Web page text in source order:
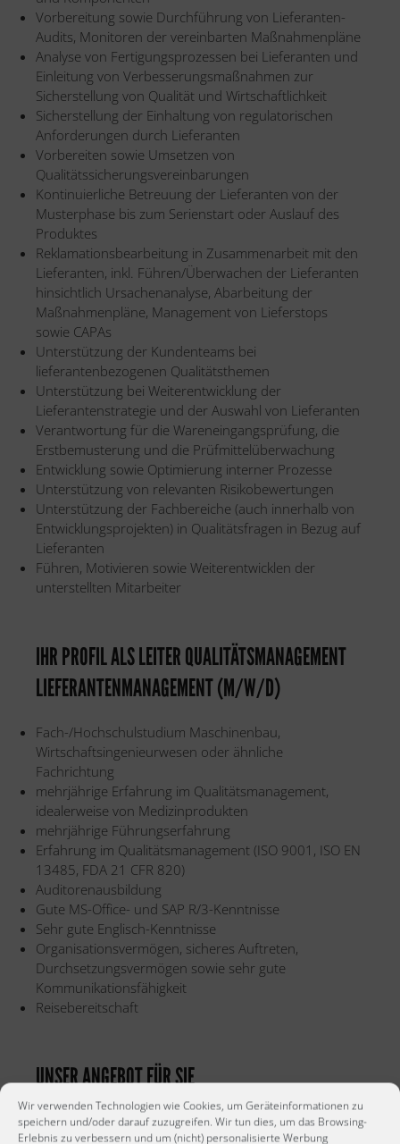
Wir verwenden Technologien wie Cookies, um Geräteinformationen zu
speichern und/oder darauf zuzugreifen. Wir tun dies, um das Browsing-
Erlebnis zu verbessern und um (nicht) personalisierte Werbung
Vorbereitung sowie Durchführung von Lieferanten-
Audits, Monitoren der vereinbarten Maßnahmenpläne
Analyse von Fertigungsprozessen bei Lieferanten und
Einleitung von Verbesserungsmaßnahmen zur
Sicherstellung von Qualität und Wirtschaftlichkeit
Sicherstellung der Einhaltung von regulatorischen
Anforderungen durch Lieferanten
Vorbereiten sowie Umsetzen von
Qualitätssicherungsvereinbarungen
Kontinuierliche Betreuung der Lieferanten von der
Musterphase bis zum Serienstart oder Auslauf des
Produktes
Reklamationsbearbeitung in Zusammenarbeit mit den
Lieferanten, inkl. Führen/Überwachen der Lieferanten
hinsichtlich Ursachenanalyse, Abarbeitung der
Maßnahmenpläne, Management von Lieferstops
sowie CAPAs
Unterstützung der Kundenteams bei
lieferantenbezogenen Qualitätsthemen
Unterstützung bei Weiterentwicklung der
Lieferantenstrategie und der Auswahl von Lieferanten
Verantwortung für die Wareneingangsprüfung, die
Erstbemusterung und die Prüfmittelüberwachung
Entwicklung sowie Optimierung interner Prozesse
Unterstützung von relevanten Risikobewertungen
Unterstützung der Fachbereiche (auch innerhalb von
Entwicklungsprojekten) in Qualitätsfragen in Bezug auf
Lieferanten
Führen, Motivieren sowie Weiterentwicklen der
unterstellten Mitarbeiter
IHR PROFIL ALS LEITER QUALITÄTSMANAGEMENT
LIEFERANTENMANAGEMENT (M/W/D)
Fach-/Hochschulstudium Maschinenbau,
Wirtschaftsingenieurwesen oder ähnliche
Fachrichtung
mehrjährige Erfahrung im Qualitätsmanagement,
idealerweise von Medizinprodukten
mehrjährige Führungserfahrung
Erfahrung im Qualitätsmanagement (ISO 9001, ISO EN
13485, FDA 21 CFR 820)
Auditorenausbildung
Gute MS-Office- und SAP R/3-Kenntnisse
Sehr gute Englisch-Kenntnisse
Organisationsvermögen, sicheres Auftreten,
Durchsetzungsvermögen sowie sehr gute
Kommunikationsfähigkeit
Reisebereitschaft
UNSER ANGEBOT FÜR SIE
Anstellung bei einem Weltmarktführer im Bereich
Medizintechnik